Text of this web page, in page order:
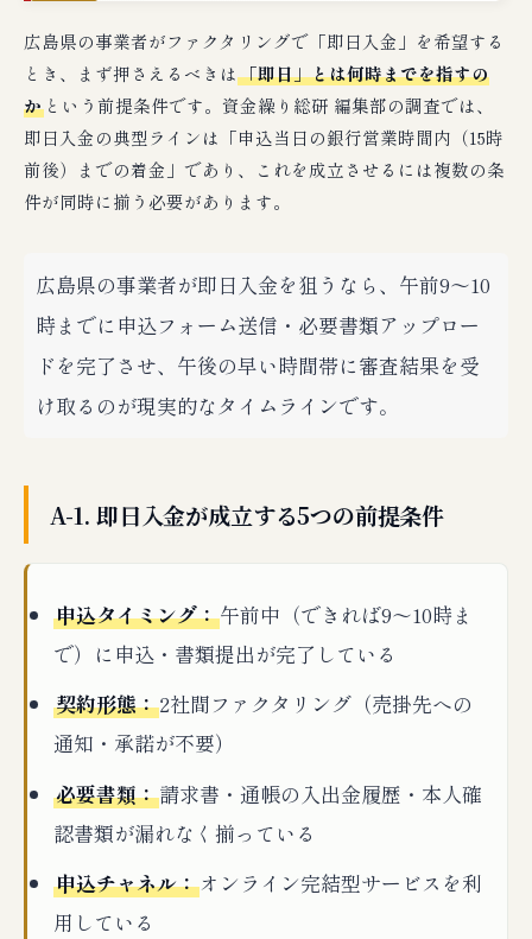
H-6. 飲食・観光業（広島市・尾道市・宮島）
申込前のセルフチェックリスト｜本当に即
日が必要か
I-1. 資金需要の発生原因の特定
I-4. 短期的キャッシュフロー予測
I-5. 他の選択肢を一通り検討したか
即日入金ファクタリングの典型的な失敗パ
J-2. 書類の不備で審査が止まる
J-5. 複数社見積もりを取らない
J-6. 「次回も即日」を当てにする
広島県のファクタリング全体像とサテライ
ト記事の位置づけ
K-1. ハブ記事を読むべき理由
K-2. 業種別サテライト記事の活用
K-3. 隣接県との比較
K-4. 即日入金を検討する前に読んでおきたい記
広島県の事業者がファクタリングで「即日入金」を希望する
とき、まず押さえるべきは「即日」とは何時までを指すの
か という前提条件です。資金繰り総研 編集部の調査では、
即日入金の典型ラインは「申込当日の銀行営業時間内（15時
前後）までの着金」であり、これを成立させるには複数の条
件が同時に揃う必要があります。
広島県の事業者が即日入金を狙うなら、午前9〜10
時までに申込フォーム送信・必要書類アップロー
ドを完了させ、午後の早い時間帯に審査結果を受
け取るのが現実的なタイムラインです。
A-1. 即日入金が成立する5つの前提条件
申込タイミング：午前中（できれば9〜10時ま
で）に申込・書類提出が完了している
契約形態：2社間ファクタリング（売掛先への
通知・承諾が不要）
必要書類：請求書・通帳の入出金履歴・本人確
認書類が漏れなく揃っている
申込チャネル：オンライン完結型サービスを利
用している